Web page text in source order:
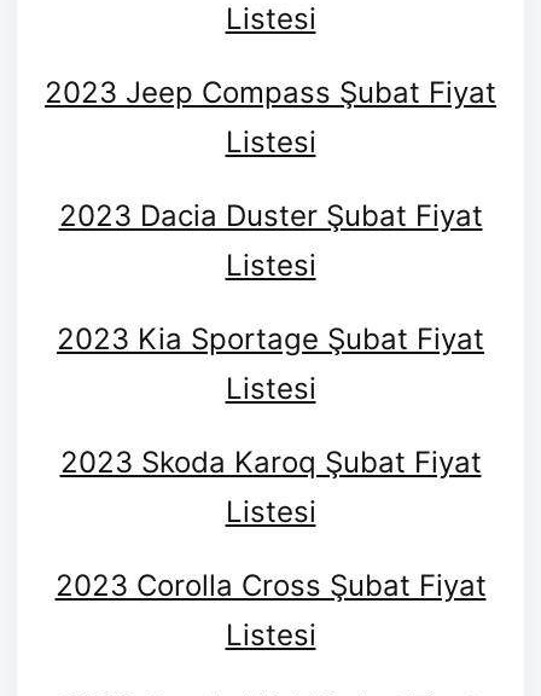
Listesi
2023 Jeep Compass Şubat Fiyat
Listesi
2023 Dacia Duster Şubat Fiyat
Listesi
2023 Kia Sportage Şubat Fiyat
Listesi
2023 Skoda Karoq Şubat Fiyat
Listesi
2023 Corolla Cross Şubat Fiyat
Listesi